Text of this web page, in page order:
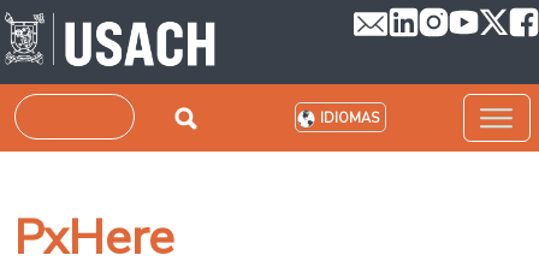
Pasar al contenido principal
Buscar IDIOMAS
PxHere